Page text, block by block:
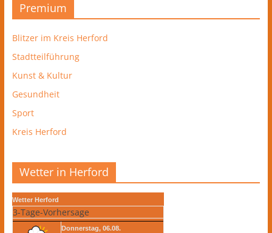
Premium
Blitzer im Kreis Herford
Stadtteilführung
Kunst & Kultur
Gesundheit
Sport
Kreis Herford
Wetter in Herford
Wetter Herford
3-Tage-Vorhersage
Donnerstag, 06.08.